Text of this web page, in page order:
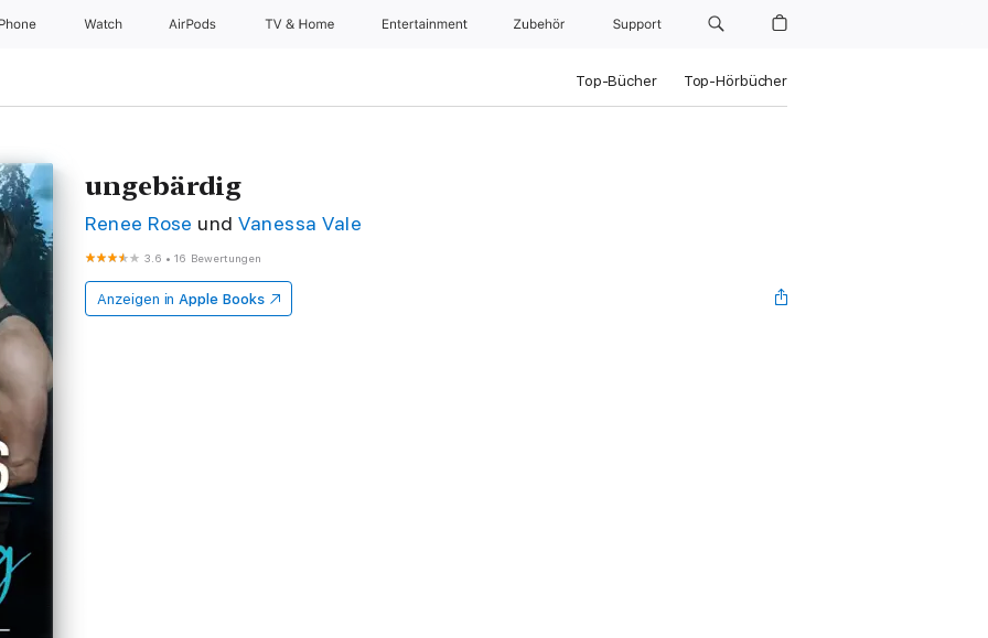
Watch AirPods TV & Home Entertainment Zubehör Support
Top-Bücher Top-Hörbücher
ungebärdig
Renee Rose und Vanessa Vale
3.6 •16 Bewertungen
Anzeigen in Apple Books